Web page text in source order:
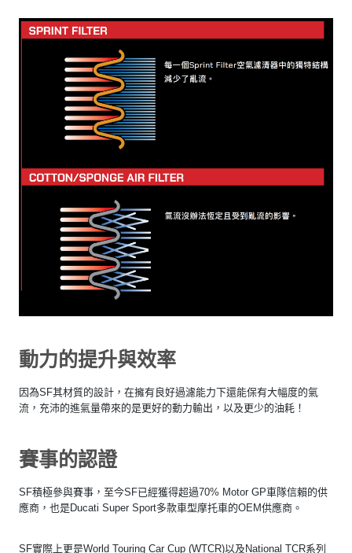
動力的提升與效率
因為SF其材質的設計，在擁有良好過濾能力下還能保有大幅度的氣
流，充沛的進氣量帶來的是更好的動力輸出，以及更少的油耗！
賽事的認證
SF積極參與賽事，至今SF已經獲得超過70% Motor GP車隊信賴的供
應商，也是Ducati Super Sport多款車型摩托車的OEM供應商。
SF實際上更是World Touring Car Cup (WTCR)以及National TCR系列